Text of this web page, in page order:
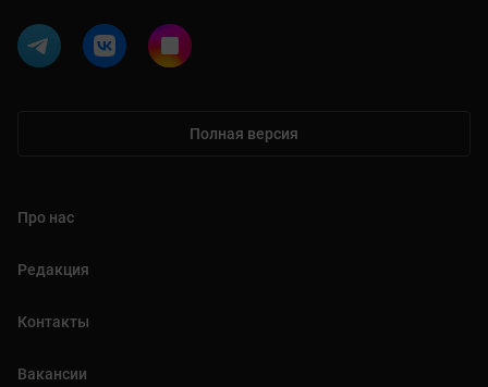
Полная версия
Про нас
Редакция
Контакты
Вакансии